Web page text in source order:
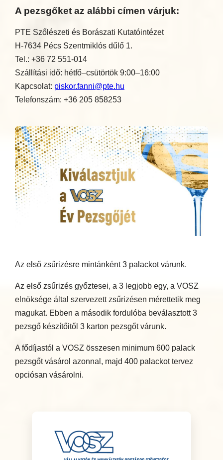
A pezsgőket az alábbi címen várjuk:
PTE Szőlészeti és Borászati Kutatóintézet
H-7634 Pécs Szentmiklós dűlő 1.
Tel.: +36 72 551-014
Szállítási idő: hétfő–csütörtök 9:00–16:00
Kapcsolat: piskor.fanni@pte.hu
Telefonszám: +36 205 858253
Az első zsűrizésre mintánként 3 palackot várunk.
Az első zsűrizés győztesei, a 3 legjobb egy, a VOSZ
elnöksége által szervezett zsűrizésen mérettetik meg
magukat. Ebben a második fordulóba beválasztott 3
pezsgő készítőitől 3 karton pezsgőt várunk.
A fődíjastól a VOSZ összesen minimum 600 palack
pezsgőt vásárol azonnal, majd 400 palackot tervez
opciósan vásárolni.